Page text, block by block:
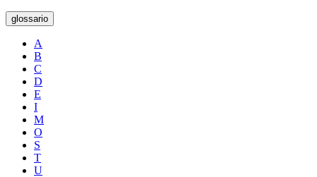
glossario
A
B
C
D
E
I
M
O
S
T
U